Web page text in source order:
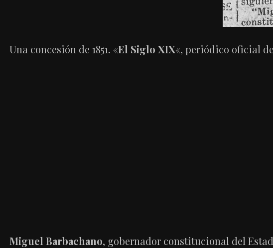
Una concesión de 1851. «El Siglo XIX«, periódico oficial
Miguel Barbachano, gobernador constitucional del